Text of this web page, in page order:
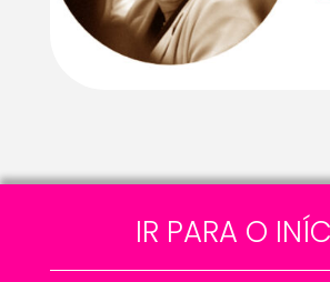
IR PARA O